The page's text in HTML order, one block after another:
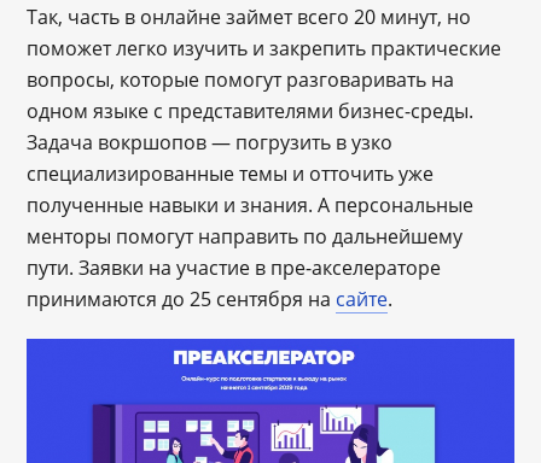
Так, часть в онлайне займет всего 20 минут, но
поможет легко изучить и закрепить практические
вопросы, которые помогут разговаривать на
одном языке с представителями бизнес-среды.
Задача вокршопов — погрузить в узко
специализированные темы и отточить уже
полученные навыки и знания. А персональные
менторы помогут направить по дальнейшему
пути. Заявки на участие в пре-акселераторе
принимаются до 25 сентября на сайте.